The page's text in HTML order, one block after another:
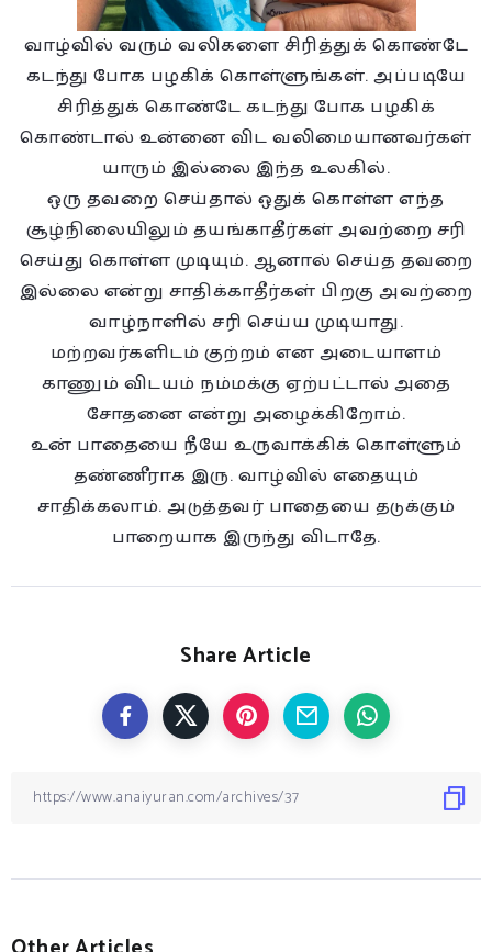
வாழ்வில் வரும் வலிகளை சிரித்துக் கொண்டே
கடந்து போக பழகிக் கொள்ளுங்கள். அப்படியே
சிரித்துக் கொண்டே கடந்து போக பழகிக்
கொண்டால் உன்னை விட வலிமையானவர்கள்
யாரும் இல்லை இந்த உலகில்.
ஒரு தவறை செய்தால் ஒதுக் கொள்ள எந்த
சூழ்நிலையிலும் தயங்காதீர்கள் அவற்றை சரி
செய்து கொள்ள முடியும். ஆனால் செய்த தவறை
இல்லை என்று சாதிக்காதீர்கள் பிறகு அவற்றை
வாழ்நாளில் சரி செய்ய முடியாது.
மற்றவர்களிடம் குற்றம் என அடையாளம்
காணும் விடயம் நம்மக்கு ஏற்பட்டால் அதை
சோதனை என்று அழைக்கிறோம்.
உன் பாதையை நீயே உருவாக்கிக் கொள்ளும்
தண்ணீராக இரு. வாழ்வில் எதையும்
சாதிக்கலாம். அடுத்தவர் பாதையை தடுக்கும்
பாறையாக இருந்து விடாதே.
Share Article